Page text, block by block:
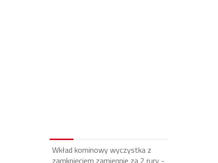
Wkład kominowy wyczystka z